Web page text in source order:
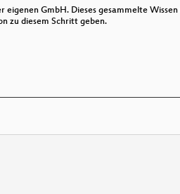
GmbH. Dieses gesammelte
zu diesem Schritt geben.